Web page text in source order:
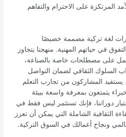
المرتكزة على الاحترام والتفاهم
لغة تركية مصممة خصيصًا
في حياتهم المهنية. منهجنا يتجاوز
على مصطلحات خاصة بالصناعة،
السلوك الثقافي لضمان التواصل
يستفيد المشاركون من تجارب التعلم
يتمتعون بمعرفة واسعة ببيئة
دوراتنا، فإنك تستثمر ليس فقط في
الثقافية الشاملة التي يمكن أن تعزز
ونجاح أعمالك في السوق التركية.